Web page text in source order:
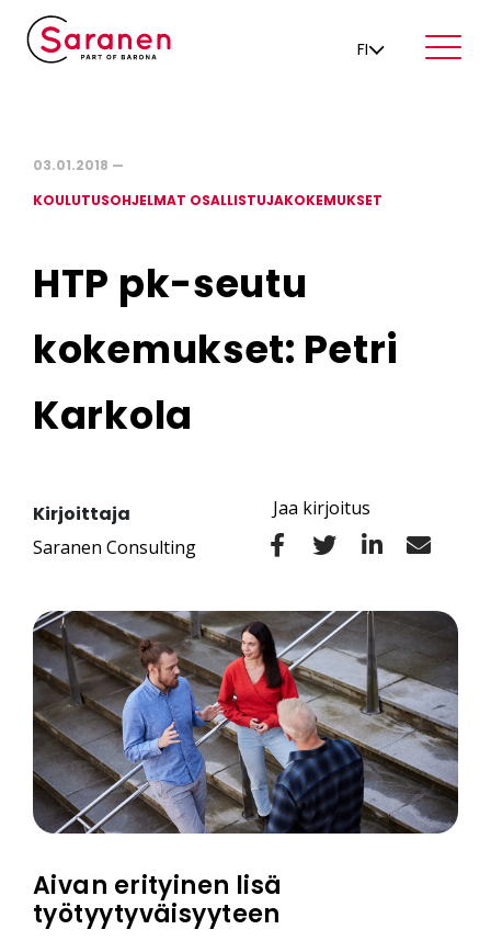
FI
03.01.2018 —
KOULUTUSOHJELMAT OSALLISTUJAKOKEMUKSET
HTP pk-seutu
kokemukset: Petri
Karkola
Kirjoittaja
Saranen Consulting
Jaa kirjoitus
Aivan erityinen lisä
työtyytyväisyyteen